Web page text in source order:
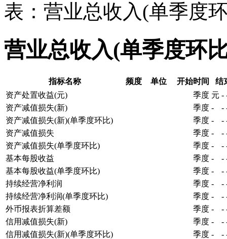
表：营业总收入(单季度
营业总收入(单季度环
指标名称 频度 单位 开始时间
结
资产处置收益(元)
季度 元 -
资产减值损失(新)
季度 - -
资产减值损失(新)(单季度环比)
季度 - -
资产减值损失
季度 - -
资产减值损失(单季度环比)
季度 - -
基本每股收益
季度 - -
基本每股收益(单季度环比)
季度 - -
持续经营净利润
季度 - -
持续经营净利润(单季度环比)
季度 - -
外币报表折算差额
季度 - -
信用减值损失(新)
季度 - -
信用减值损失(新)(单季度环比)
季度 - -